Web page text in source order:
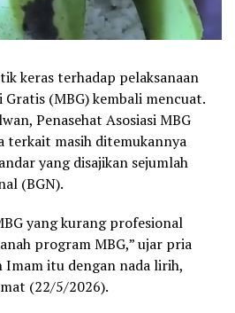
keras terhadap pelaksanaan
(MBG) kembali mencuat.
Penasehat Asosiasi MBG
terkait masih ditemukannya
yang disajikan sejumlah
(BGN).
yang kurang profesional
program MBG,” ujar pria
Imam itu dengan nada lirih,
(22/5/2026).